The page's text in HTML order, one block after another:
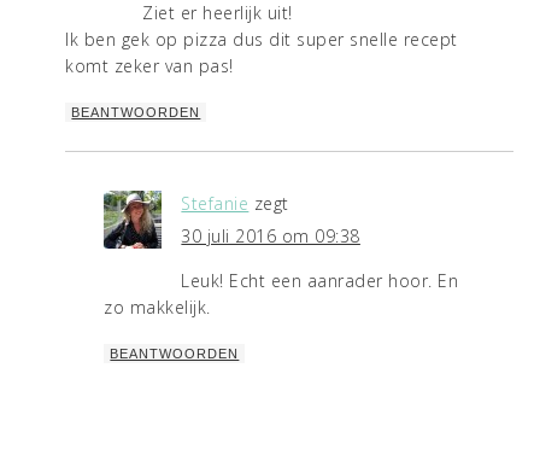
Ziet er heerlijk uit!
Ik ben gek op pizza dus dit super snelle recept
komt zeker van pas!
BEANTWOORDEN
Stefanie zegt
30 juli 2016 om 09:38
Leuk! Echt een aanrader hoor. En
zo makkelijk.
BEANTWOORDEN